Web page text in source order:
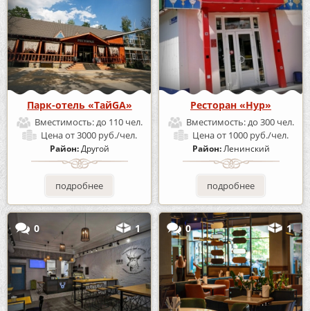
Парк-отель «ТайGA»
Вместимость: до 110 чел.
Ценаот 3000 руб./чел.
Район:Другой
подробнее
Ресторан «Нур»
Вместимость: до 300 чел.
Ценаот 1000 руб./чел.
Район:Ленинский
подробнее
0 1 0 1